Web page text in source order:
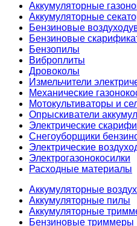
Аккумуляторные
Аккумуляторные
Бензиновые
Бензиновые
Бензопилы
Виброплиты
Дровоколы
Измельчители
Механические
Мотокультиваторы и
Опрыскиватели
Электрические
Снегоуборщики
Электрические
Электрогазонокосилки
Расходные материалы
Аккумуляторные
Аккумуляторные пилы
Аккумуляторные
Бензиновые триммеры